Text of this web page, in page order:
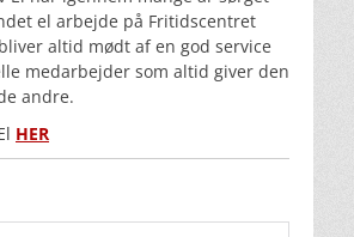
el arbejde på Fritidscentret
altid mødt af en god service
medarbejder som altid giver den
andre.
HER